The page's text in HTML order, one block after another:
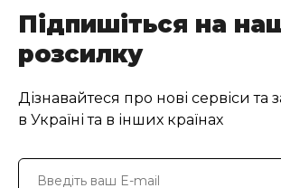
Підпишіться на
розсилку
Дізнавайтеся про нові сервіси та
в Україні та в інших країнах